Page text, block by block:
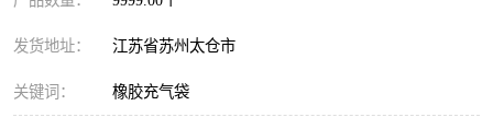
发货地址： 江苏省苏州太仓市
关键词： 橡胶充气袋